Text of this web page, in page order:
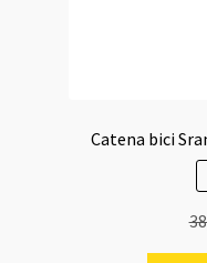
Catena bici